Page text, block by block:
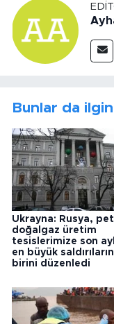
Bunlar da
Ukrayna: Rusya,
doğalgaz üretim
tesislerimize son
en büyük
birini düzenledi